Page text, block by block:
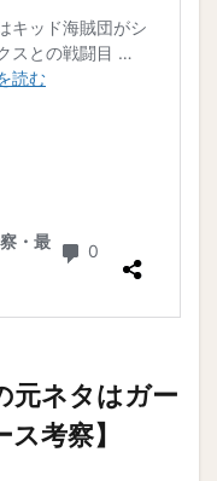
元ネタはガー
考察】